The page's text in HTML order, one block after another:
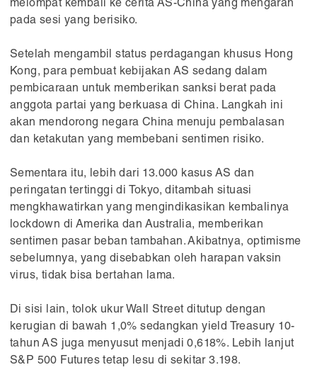
melompat kembali ke cerita AS-China yang mengarah
pada sesi yang berisiko.
Setelah mengambil status perdagangan khusus Hong
Kong, para pembuat kebijakan AS sedang dalam
pembicaraan untuk memberikan sanksi berat pada
anggota partai yang berkuasa di China. Langkah ini
akan mendorong negara China menuju pembalasan
dan ketakutan yang membebani sentimen risiko.
Sementara itu, lebih dari 13.000 kasus AS dan
peringatan tertinggi di Tokyo, ditambah situasi
mengkhawatirkan yang mengindikasikan kembalinya
lockdown di Amerika dan Australia, memberikan
sentimen pasar beban tambahan. Akibatnya, optimisme
sebelumnya, yang disebabkan oleh harapan vaksin
virus, tidak bisa bertahan lama.
Di sisi lain, tolok ukur Wall Street ditutup dengan
kerugian di bawah 1,0% sedangkan yield Treasury 10-
tahun AS juga menyusut menjadi 0,618%. Lebih lanjut
S&P 500 Futures tetap lesu di sekitar 3.198.